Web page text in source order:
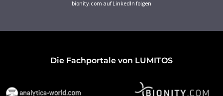
bionity.com auf LinkedIn folgen
Die Fachportale von LUMITOS